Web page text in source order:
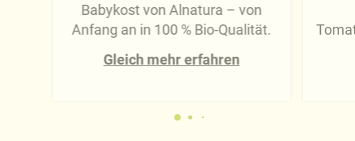
Babykost von Alnatura – von
Anfang an in 100 % Bio-Qualität.
Gleich mehr erfahren